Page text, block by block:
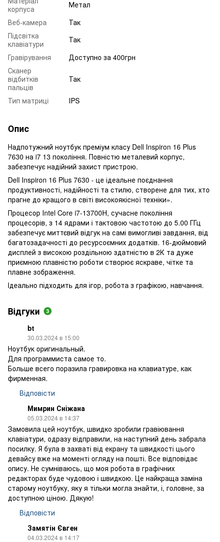
корпуса
Метал
Веб-камера
Так
Підсвітка
клавіатури
Так
Гравірування
Доступно за 400грн
Сканер
відбитків
пальців
Так
Тип матриці IPS
Опис
Надпотужний ноутбук преміум класу Dell Inspiron 16 Plus
7630 на i7 13 покоління. Повністю металевий корпус,
забезпечує надійний захист пристрою.
Dell Inspiron 16 Plus 7630 - це ідеальне поєднання
продуктивності, надійності та стилю, створене для тих, хто
прагне до кращого в світі високоякісної техніки».
Процесор Intel Core i7-13700H, сучасне покоління
процесорів, з 14 ядрами і тактовою частотою до 5.00 ГГц
забезпечує миттєвий відгук на самі вимогливі завдання, від
багатозадачності до ресурсоємних додатків. 16-дюймовий
дисплей з високою роздільною здатністю в 2К та дуже
приємною плавністю роботи створює яскраве, чітке та
плавне зображення.
Ідеально підходить для ігор, робота з графікою, навчання.
Відгуки 3
bt
30.03.2024 в 15:00
Ноутбук оригинальный.
Для программиста самое то.
Больше всего поразила гравировка на клавиатуре, как
фирменная.
Відповісти
Мимрин Сніжана
05.03.2024 в 14:37
Замовила цей ноутбук, швидко зробили гравіювання
клавіатури, одразу відправили, на наступний день забрала
посилку. Я була в захваті від екрану та швидкості цього
девайсу вже на моменті огляду на пошті. Все відповідає
опису. Не сумніваюсь, що моя робота в графічних
редакторах буде чудовою і швидкою. Це найкраща заміна
старому ноутбуку, яку я тільки могла знайти, і, головне, за
доступною ціною. Дякую!
Відповісти
Замятін Євген
04.03.2024 в 14:17